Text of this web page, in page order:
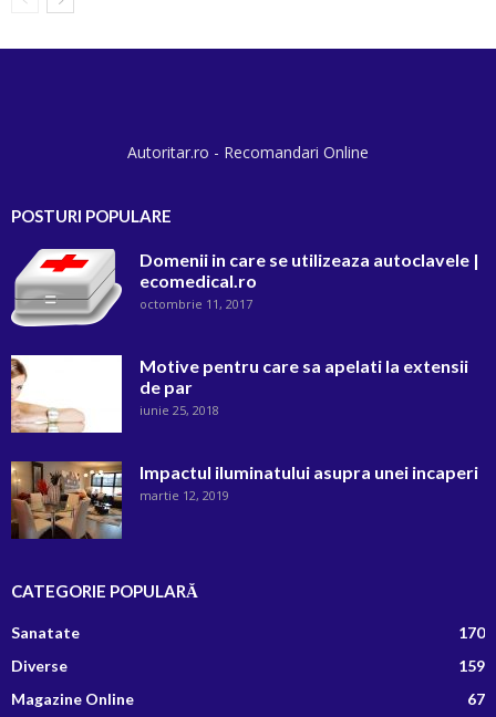
Autoritar.ro - Recomandari Online
POSTURI POPULARE
Domenii in care se utilizeaza autoclavele |
ecomedical.ro
octombrie 11, 2017
Motive pentru care sa apelati la extensii
de par
iunie 25, 2018
Impactul iluminatului asupra unei incaperi
martie 12, 2019
CATEGORIE POPULARĂ
Sanatate
170
Diverse
159
Magazine Online
67